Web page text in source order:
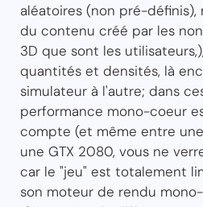
aléatoires (non pré-définis),
du contenu créé par les
3D que sont les
quantités et densités, là
simulateur à l'autre; dans
performance mono-coeur
compte (et même entre
une GTX 2080, vous ne
car le "jeu" est totalement
son moteur de rendu